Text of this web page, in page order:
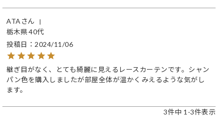
ATA
栃木県40代
投稿日
2024/11/06
継ぎ目がなく、とても綺麗に見えるレースカーテンです。シャン
パン色を購入しましたが部屋全体が温かくみえるような気がし
ます。
3件中 1 -3件表示